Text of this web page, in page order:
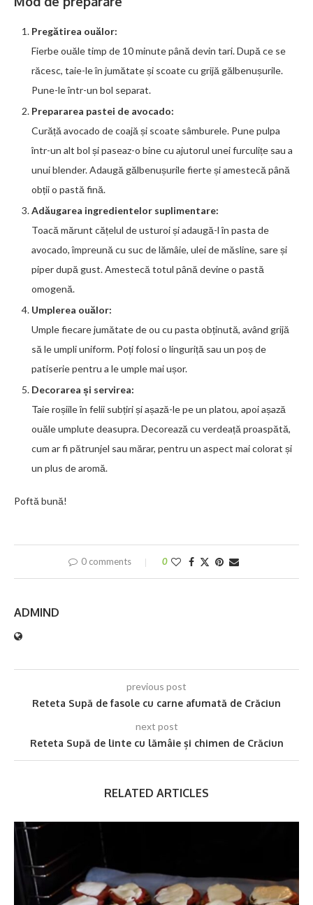
Pregătirea ouălor:
Fierbe ouăle timp de 10 minute până devin tari. După ce se
răcesc, taie-le în jumătate și scoate cu grijă gălbenușurile.
Pune-le într-un bol separat.
Prepararea pastei de avocado:
Curăță avocado de coajă și scoate sâmburele. Pune pulpa
într-un alt bol și paseaz-o bine cu ajutorul unei furculițe sau a
unui blender. Adaugă gălbenușurile fierte și amestecă până
obții o pastă fină.
Adăugarea ingredientelor suplimentare:
Toacă mărunt cățelul de usturoi și adaugă-l în pasta de
avocado, împreună cu suc de lămâie, ulei de măsline, sare și
piper după gust. Amestecă totul până devine o pastă
omogenă.
Umplerea ouălor:
Umple fiecare jumătate de ou cu pasta obținută, având grijă
să le umpli uniform. Poți folosi o linguriță sau un poș de
patiserie pentru a le umple mai ușor.
Decorarea și servirea:
Taie roșiile în felii subțiri și așază-le pe un platou, apoi așază
ouăle umplute deasupra. Decorează cu verdeață proaspătă,
cum ar fi pătrunjel sau mărar, pentru un aspect mai colorat și
un plus de aromă.
Poftă bună!
0 comments 0
ADMIND
previous post
Reteta Supă de fasole cu carne afumată de Crăciun
next post
Reteta Supă de linte cu lămâie și chimen de Crăciun
RELATED ARTICLES